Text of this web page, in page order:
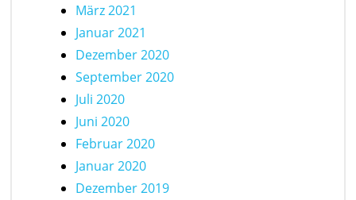
März 2021
Januar 2021
Dezember 2020
September 2020
Juli 2020
Juni 2020
Februar 2020
Januar 2020
Dezember 2019